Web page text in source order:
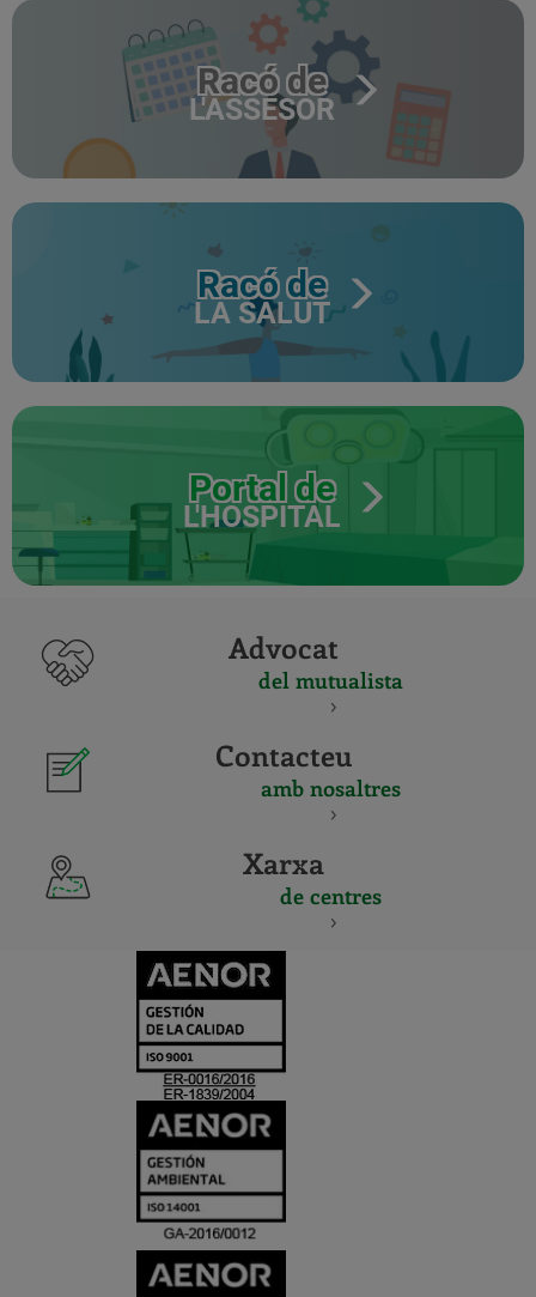
Racó de
L'ASSESOR
Racó de
LA SALUT
Portal de
L'HOSPITAL
Advocat
del mutualista
Contacteu
amb nosaltres
Xarxa
de centres